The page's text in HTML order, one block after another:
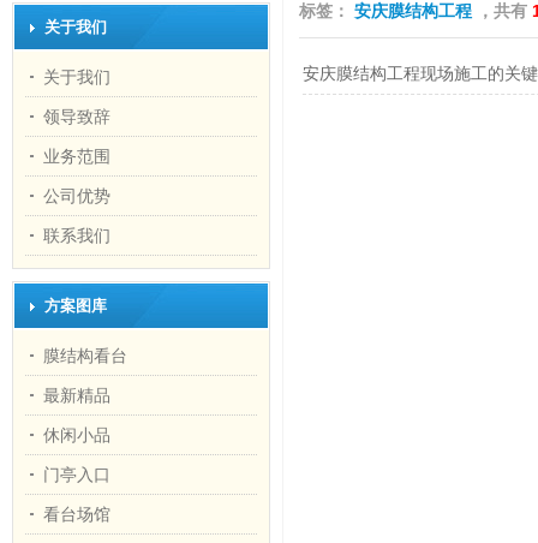
关于我们
关于我们
领导致辞
业务范围
公司优势
联系我们
方案图库
膜结构看台
最新精品
休闲小品
门亭入口
看台场馆
标签： 安庆膜结构工程 ，共有
安庆膜结构工程现场施工的关